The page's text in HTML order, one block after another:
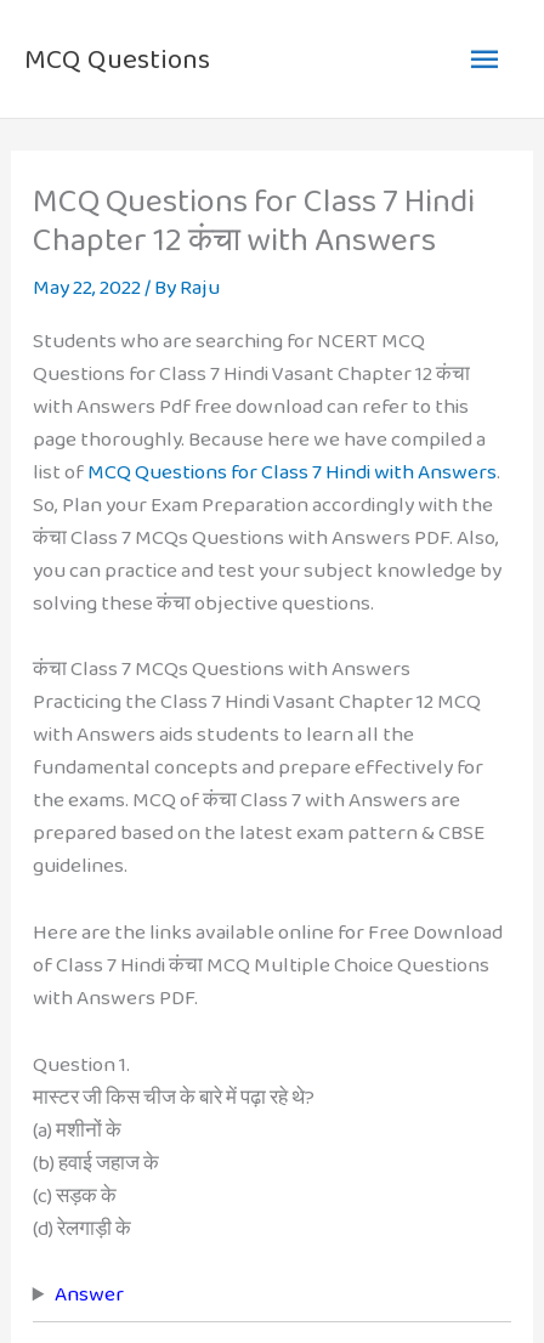
MCQ Questions
Main
MCQ Questions for Class 7 Hindi
Chapter 12 कंचा with Answers
May 22, 2022/ ByRaju
Students who are searching for NCERT MCQ
Questions for Class 7 Hindi Vasant Chapter 12 कंचा
with Answers Pdf free download can refer to this
page thoroughly. Because here we have compiled a
list ofMCQ Questions for Class 7 Hindi with Answers.
So, Plan your Exam Preparation accordingly with the
कंचा Class 7 MCQs Questions with Answers PDF. Also,
you can practice and test your subject knowledge by
solving these कंचा objective questions.
कंचा Class 7 MCQs Questions with Answers
Practicing the Class 7 Hindi Vasant Chapter 12 MCQ
with Answers aids students to learn all the
fundamental concepts and prepare effectively for
the exams. MCQ of कंचा Class 7 with Answers are
prepared based on the latest exam pattern & CBSE
guidelines.
Here are the links available online for Free Download
of Class 7 Hindi कंचा MCQ Multiple Choice Questions
with Answers PDF.
Question 1.
मास्टर जी किस चीज के बारे में पढ़ा रहे थे?
(a) मशीनों के
(b) हवाई जहाज के
(c) सड़क के
(d) रेलगाड़ी के
Answer